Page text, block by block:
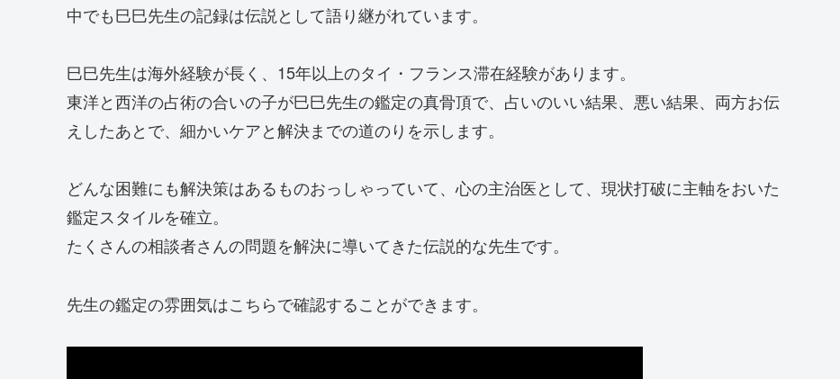
中でも巳巳先生の記録は伝説として語り継がれています。
巳巳先生は海外経験が長く、15年以上のタイ・フランス滞在経験があります。
東洋と西洋の占術の合いの子が巳巳先生の鑑定の真骨頂で、占いのいい結果、悪い結果、両方お伝
えしたあとで、細かいケアと解決までの道のりを示します。
どんな困難にも解決策はあるものおっしゃっていて、心の主治医として、現状打破に主軸をおいた
鑑定スタイルを確立。
たくさんの相談者さんの問題を解決に導いてきた伝説的な先生です。
先生の鑑定の雰囲気はこちらで確認することができます。